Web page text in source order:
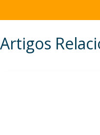
Artigos